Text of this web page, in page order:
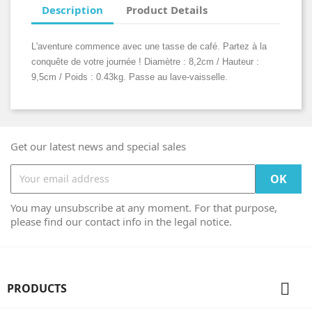
Description Product Details
L'aventure commence avec une tasse de café. Partez à la
conquête de votre journée ! Diamètre : 8,2cm / Hauteur :
9,5cm / Poids : 0.43kg. Passe au lave-vaisselle.
Get our latest news and special sales
You may unsubscribe at any moment. For that purpose,
please find our contact info in the legal notice.
PRODUCTS 